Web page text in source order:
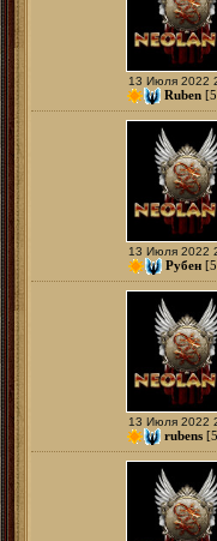
13 Июля 2022
Ruben
13 Июля 2022
Рубен
13 Июля 2022
rubens